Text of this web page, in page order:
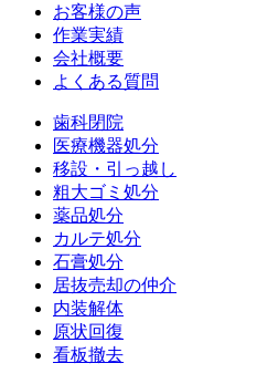
お客様の声
作業実績
会社概要
よくある質問
歯科閉院
医療機器処分
移設・引っ越し
粗大ゴミ処分
薬品処分
カルテ処分
石膏処分
居抜売却の仲介
内装解体
原状回復
看板撤去